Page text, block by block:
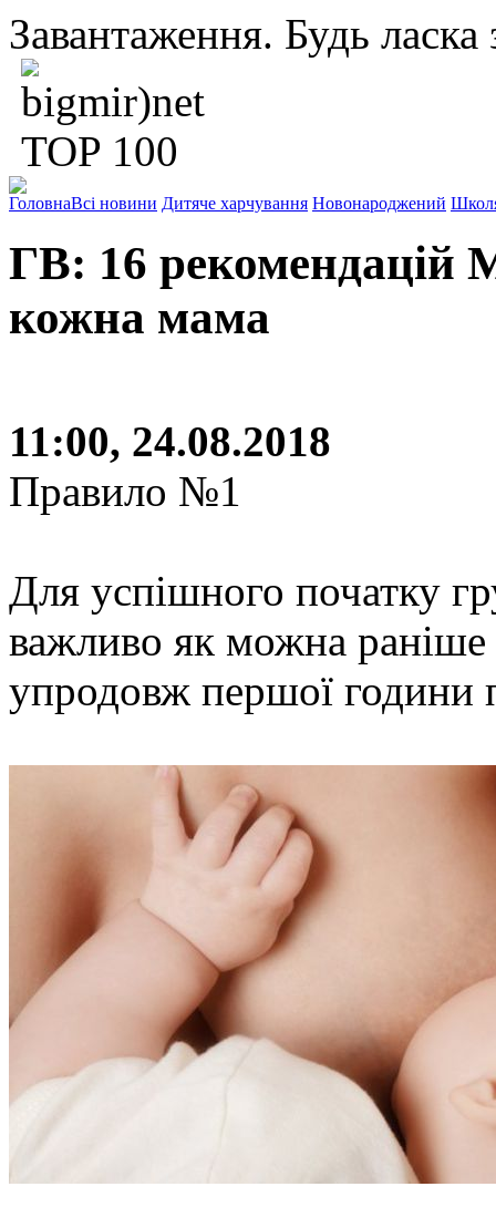
Завантаження. Будь ласка
ГоловнаВсі новини Дитяче харчування Новонароджений
ГВ: 16 рекомендацій
кожна мама
11:00, 24.08.2018
Правило №1
Для успішного початку
важливо як можна
упродовж першої години